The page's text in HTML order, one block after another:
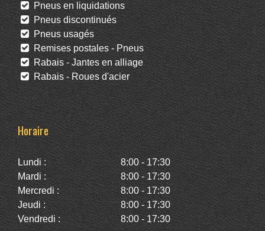
Pneus en liquidations
Pneus discontinués
Pneus usagés
Remises postales - Pneus
Rabais - Jantes en alliage
Rabais - Roues d'acier
Horaire
Lundi :
8:00 - 17:30
Mardi :
8:00 - 17:30
Mercredi :
8:00 - 17:30
Jeudi :
8:00 - 17:30
Vendredi :
8:00 - 17:30